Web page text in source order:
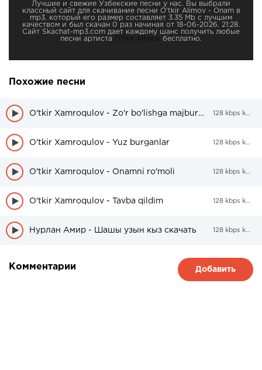
Лучшие и свежие Узбекские песни у нас. Вы выбрали
классный сайт для скачивание песни O’tkir Alimov - Onam в
mp3, который его размер составляет 3.35 Mb с лучшим
качеством и был скачан 0 раз начиная от 18-06-2026, 21:28.
Сайт Skachat-mp3.com дает каждому шанс получить любые
песни артиста
бесплатно.
Похожие песни
O'tkir Xamroqulov - Zo'r bo'lishga majburman 128 kbps kbps
O'tkir Xamroqulov - Yuz burganlar 128 kbps kbps
O'tkir Xamroqulov - Onamni ro'moli 128 kbps kbps
O'tkir Xamroqulov - Tavba qildim 128 kbps kbps
Нурлан Амир - Шашы узын кыз скачать 128 kbps kbps
Комментарии Добавить